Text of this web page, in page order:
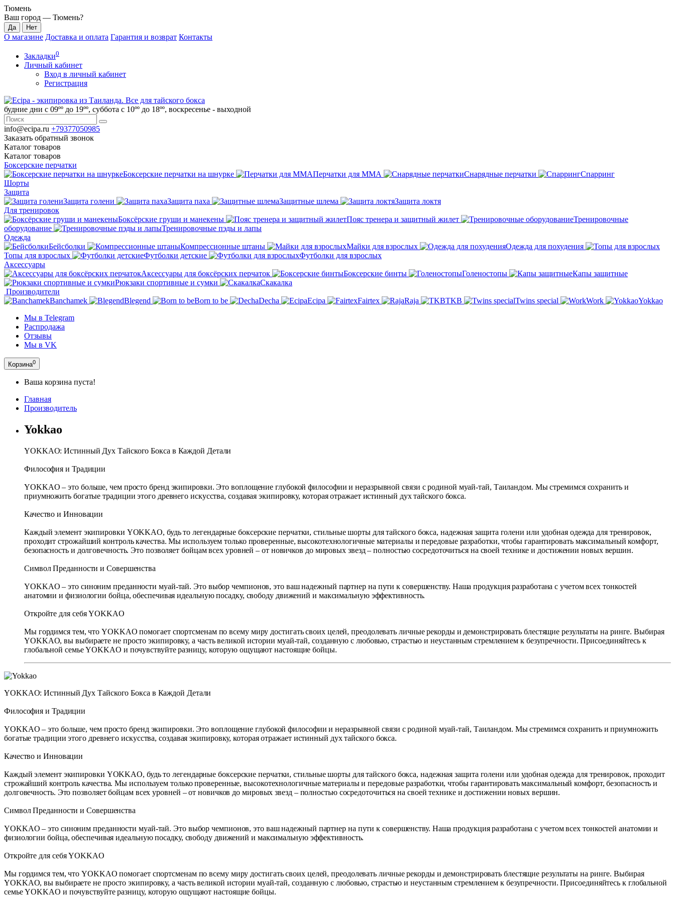
Тюмень
Ваш город — Тюмень?
О магазине Доставка и оплата Гарантия и возврат Контакты
Закладки0
Личный кабинет
Вход в личный кабинет
Регистрация
будние дни с 09ºº до 19ºº, суббота с 10ºº до 18ºº, воскресенье - выходной
info@ecipa.ru +79377050985
Заказать обратный звонок
Каталог товаров
Каталог товаров
Боксерские перчатки
Боксерские перчатки на шнурке
Перчатки для ММА Снарядные перчатки
Спарринг
Шорты
Защита
Защита голени
Защита паха Защитные шлема
Защита локтя
Для тренировок
Боксёрские груши и манекены
Пояс тренера и защитный жилет
Тренировочные
оборудование
Тренировочные пэды и лапы
Одежда
Бейсболки
Компрессионные штаны Майки для взрослых
Одежда для похудения
Топы для взрослых
Футболки детские
Футболки для взрослых
Аксессуары
Аксессуары для боксёрских перчаток
Боксерские бинты Голеностопы
Капы защитные
Рюкзаки спортивные и сумки
Скакалка
Производители
Banchamek
Blegend Born to be Decha Ecipa Fairtex Raja TKB Twins special Work
Yokkao
Мы в Telegram
Распродажа
Отзывы
Мы в VK
Корзина0
Ваша корзина пуста!
Главная
Производитель
Yokkao
YOKKAO: Истинный Дух Тайского Бокса в Каждой Детали
Философия и Традиции
YOKKAO – это больше, чем просто бренд экипировки. Это воплощение глубокой философии и неразрывной связи с родиной муай-тай, Таиландом. Мы стремимся сохранить и
приумножить богатые традиции этого древнего искусства, создавая экипировку, которая отражает истинный дух тайского бокса.
Качество и Инновации
Каждый элемент экипировки YOKKAO, будь то легендарные боксерские перчатки, стильные шорты для тайского бокса, надежная защита голени или удобная одежда для тренировок,
проходит строжайший контроль качества. Мы используем только проверенные, высокотехнологичные материалы и передовые разработки, чтобы гарантировать максимальный комфорт,
безопасность и долговечность. Это позволяет бойцам всех уровней – от новичков до мировых звезд – полностью сосредоточиться на своей технике и достижении новых вершин.
Символ Преданности и Совершенства
YOKKAO – это синоним преданности муай-тай. Это выбор чемпионов, это ваш надежный партнер на пути к совершенству. Наша продукция разработана с учетом всех тонкостей
анатомии и физиологии бойца, обеспечивая идеальную посадку, свободу движений и максимальную эффективность.
Откройте для себя YOKKAO
Мы гордимся тем, что YOKKAO помогает спортсменам по всему миру достигать своих целей, преодолевать личные рекорды и демонстрировать блестящие результаты на ринге. Выбирая
YOKKAO, вы выбираете не просто экипировку, а часть великой истории муай-тай, созданную с любовью, страстью и неустанным стремлением к безупречности. Присоединяйтесь к
глобальной семье YOKKAO и почувствуйте разницу, которую ощущают настоящие бойцы.
YOKKAO: Истинный Дух Тайского Бокса в Каждой Детали
Философия и Традиции
YOKKAO – это больше, чем просто бренд экипировки. Это воплощение глубокой философии и неразрывной связи с родиной муай-тай, Таиландом. Мы стремимся сохранить и приумножить
богатые традиции этого древнего искусства, создавая экипировку, которая отражает истинный дух тайского бокса.
Качество и Инновации
Каждый элемент экипировки YOKKAO, будь то легендарные боксерские перчатки, стильные шорты для тайского бокса, надежная защита голени или удобная одежда для тренировок, проходит
строжайший контроль качества. Мы используем только проверенные, высокотехнологичные материалы и передовые разработки, чтобы гарантировать максимальный комфорт, безопасность и
долговечность. Это позволяет бойцам всех уровней – от новичков до мировых звезд – полностью сосредоточиться на своей технике и достижении новых вершин.
Символ Преданности и Совершенства
YOKKAO – это синоним преданности муай-тай. Это выбор чемпионов, это ваш надежный партнер на пути к совершенству. Наша продукция разработана с учетом всех тонкостей анатомии и
физиологии бойца, обеспечивая идеальную посадку, свободу движений и максимальную эффективность.
Откройте для себя YOKKAO
Мы гордимся тем, что YOKKAO помогает спортсменам по всему миру достигать своих целей, преодолевать личные рекорды и демонстрировать блестящие результаты на ринге. Выбирая
YOKKAO, вы выбираете не просто экипировку, а часть великой истории муай-тай, созданную с любовью, страстью и неустанным стремлением к безупречности. Присоединяйтесь к глобальной
семье YOKKAO и почувствуйте разницу, которую ощущают настоящие бойцы.